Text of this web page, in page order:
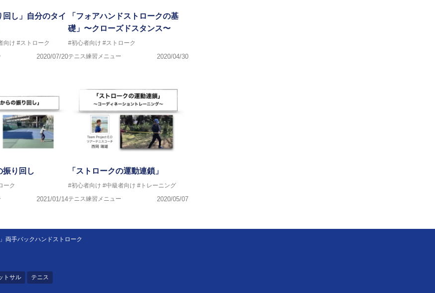
回し」自分のタイ
向け #ストローク
2020/07/20
「フォアハンドストロークの基
礎」〜クローズドスタンス〜
#初心者向け #ストローク
テニス練習メニュー
2020/04/30
振り回し
ーク
2021/01/14
「ストロークの運動連鎖」
#初心者向け #中級者向け #トレーニング
テニス練習メニュー
2020/05/07
両手バックハンドストローク
トサル テニス